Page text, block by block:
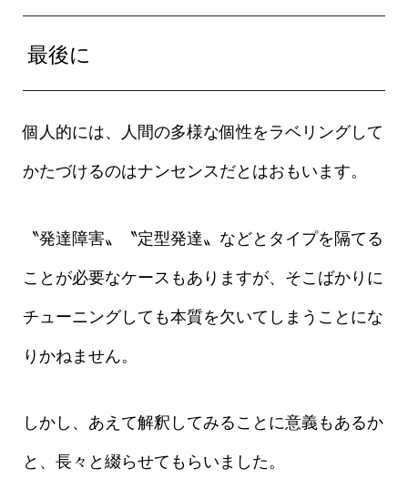
最後に
個人的には、人間の多様な個性をラベリングして
かたづけるのはナンセンスだとはおもいます。
〝発達障害〟〝定型発達〟などとタイプを隔てる
ことが必要なケースもありますが、そこばかりに
チューニングしても本質を欠いてしまうことにな
りかねません。
しかし、あえて解釈してみることに意義もあるか
と、長々と綴らせてもらいました。